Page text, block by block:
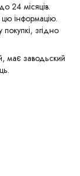
24 місяців.
цю інформацію.
згідно
має заводьский